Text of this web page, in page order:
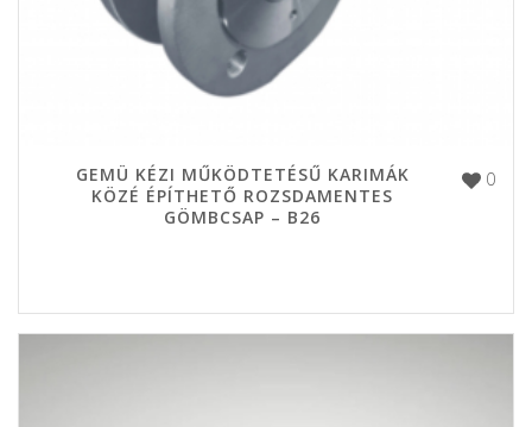
0
GEMÜ KÉZI MŰKÖDTETÉSŰ KARIMÁK
KÖZÉ ÉPÍTHETŐ ROZSDAMENTES
GÖMBCSAP – B26